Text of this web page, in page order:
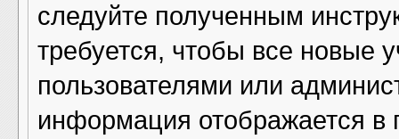
следуйте полученным
требуется, чтобы все новые
пользователями или
информация отображается в